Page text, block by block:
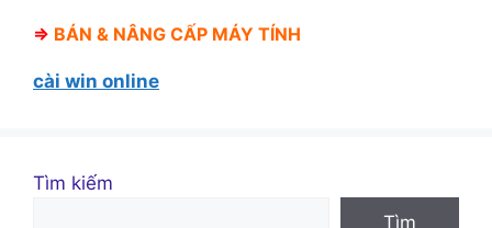
⇒ BÁN & NÂNG CẤP MÁY TÍNH
cài win online
Tìm kiếm
Tìm